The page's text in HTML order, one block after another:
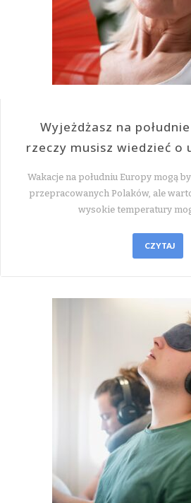
Wyjeżdżasz na
rzeczy musisz wiedzieć o
Wakacje na południu Europy mogą
przepracowanych Polaków, ale
wysokie temperatury
CZYTAJ